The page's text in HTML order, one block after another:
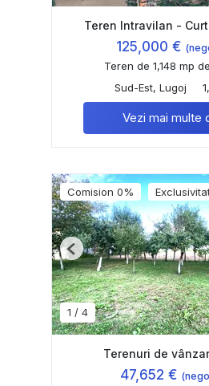
Teren Intravilan -
125,000 €
Teren de 1,148 mp
Sud-Est, Lugoj
Vezi mai multe
Comision 0%
1 / 4
Previous
Terenuri de
47,652 €